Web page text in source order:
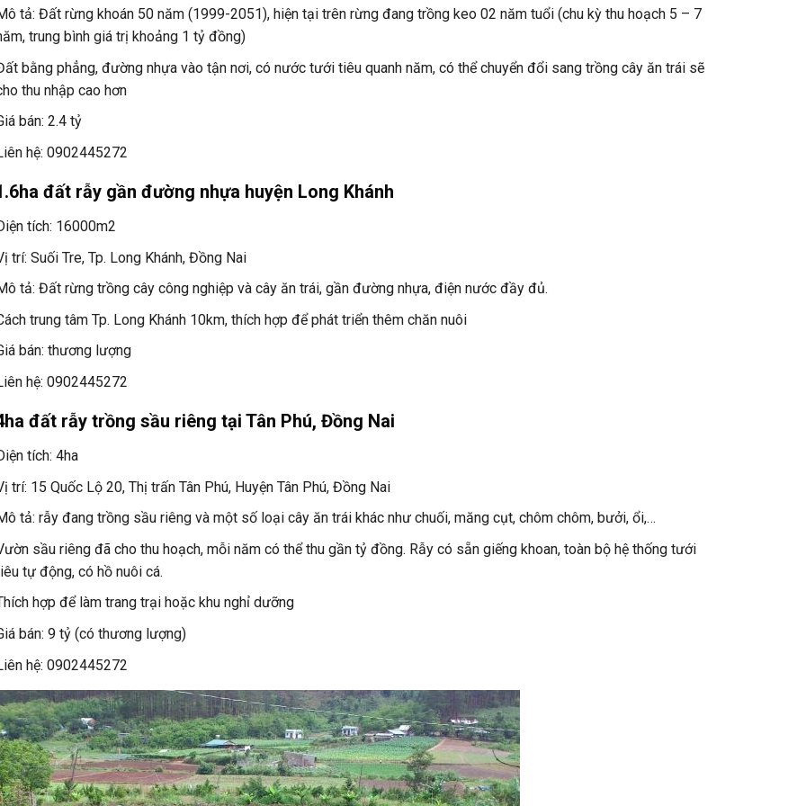
tả: Đất rừng khoán 50 năm (1999-2051), hiện tại trên rừng đang trồng keo 02 năm tuổi (chu kỳ thu hoạch 5 – 7
trung bình giá trị khoảng 1 tỷ đồng)
bằng phẳng, đường nhựa vào tận nơi, có nước tưới tiêu quanh năm, có thể chuyển đổi sang trồng cây ăn trái sẽ
thu nhập cao hơn
bán: 2.4 tỷ
hệ: 0902445272
đất rẫy gần đường nhựa huyện Long Khánh
tích: 16000m2
trí: Suối Tre, Tp. Long Khánh, Đồng Nai
tả: Đất rừng trồng cây công nghiệp và cây ăn trái, gần đường nhựa, điện nước đầy đủ.
trung tâm Tp. Long Khánh 10km, thích hợp để phát triển thêm chăn nuôi
bán: thương lượng
hệ: 0902445272
đất rẫy trồng sầu riêng tại Tân Phú, Đồng Nai
tích: 4ha
trí: 15 Quốc Lộ 20, Thị trấn Tân Phú, Huyện Tân Phú, Đồng Nai
tả: rẫy đang trồng sầu riêng và một số loại cây ăn trái khác như chuối, măng cụt, chôm chôm, bưởi, ổi,…
sầu riêng đã cho thu hoạch, mỗi năm có thể thu gần tỷ đồng. Rẫy có sẵn giếng khoan, toàn bộ hệ thống tưới
tự động, có hồ nuôi cá.
hợp để làm trang trại hoặc khu nghỉ dưỡng
bán: 9 tỷ (có thương lượng)
hệ: 0902445272